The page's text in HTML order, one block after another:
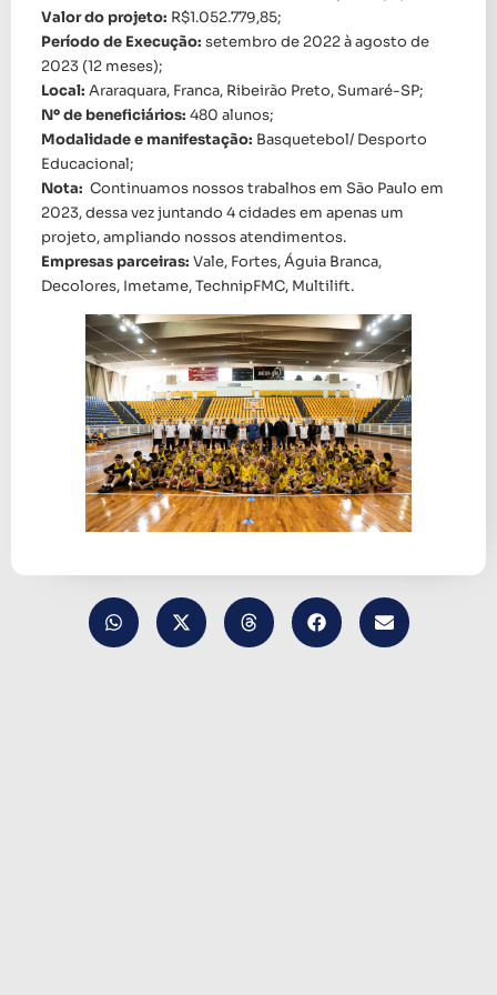
Valor do projeto: R$1.052.779,85;
Período de Execução: setembro de 2022 à agosto de
2023 (12 meses);
Local: Araraquara, Franca, Ribeirão Preto, Sumaré-SP;
Nº de beneficiários: 480 alunos;
Modalidade e manifestação: Basquetebol/ Desporto
Educacional;
Nota: Continuamos nossos trabalhos em São Paulo em
2023, dessa vez juntando 4 cidades em apenas um
projeto, ampliando nossos atendimentos.
Empresas parceiras: Vale, Fortes, Águia Branca,
Decolores, Imetame, TechnipFMC, Multilift.